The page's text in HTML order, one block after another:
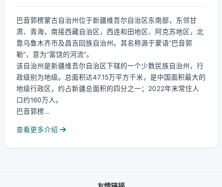
巴音郭楞蒙古自治州位于新疆维吾尔自治区东南部，东邻甘
肃、青海，南接西藏自治区，西连和田地区、阿克苏地区，北
靠乌鲁木齐市及昌吉回族自治州。其名称源于蒙语“巴音郭
勒”，意为“富饶的河流”。
该自治州是新疆维吾尔自治区下辖的一个少数民族自治州，行
政级别为地级。总面积达47.15万平方千米，是中国面积最大的
地级行政区，约占新疆总面积的四分之一；2022年末常住人
口约160万人。
巴音郭楞...
查看更多介绍